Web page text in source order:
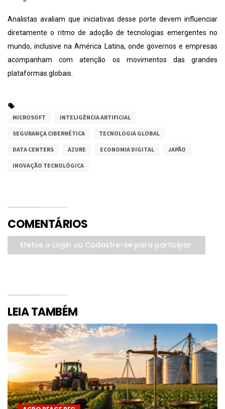
Analistas avaliam que iniciativas desse porte devem influenciar
diretamente o ritmo de adoção de tecnologias emergentes no
mundo, inclusive na América Latina, onde governos e empresas
acompanham com atenção os movimentos das grandes
plataformas globais.
MICROSOFT INTELIGÊNCIA ARTIFICIAL
SEGURANÇA CIBERNÉTICA TECNOLOGIA GLOBAL
DATA CENTERS AZURE ECONOMIA DIGITAL JAPÃO
INOVAÇÃO TECNOLÓGICA
COMENTÁRIOS
Efetue o Login ou Cadastre-se para participar.
LEIA TAMBÉM